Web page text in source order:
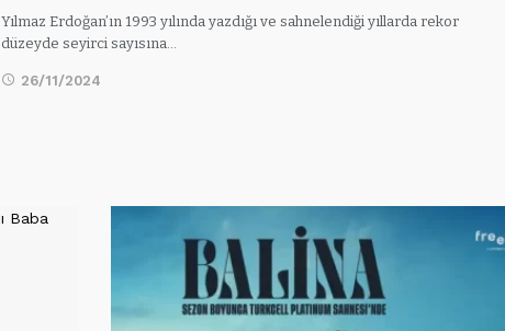
Yılmaz Erdoğan’ın 1993 yılında yazdığı ve sahnelendiği yıllarda rekor
düzeyde seyirci sayısına…
26/11/2024